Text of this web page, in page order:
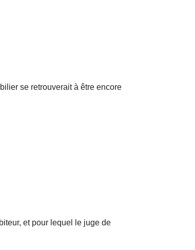
se retrouverait à être encore
et pour lequel le juge de